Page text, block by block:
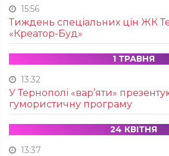
15:56
Тиждень спеціальних цін ЖК
«Креатор-Буд»
1 ТРАВНЯ
13:32
У Тернополі «вар’яти»
гумористичну програму
24 КВІТНЯ
13:37